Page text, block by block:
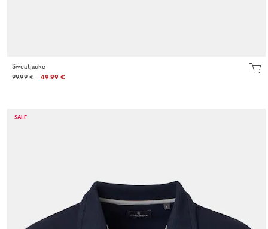
Sweatjacke
99.99 €
49.99 €
SALE